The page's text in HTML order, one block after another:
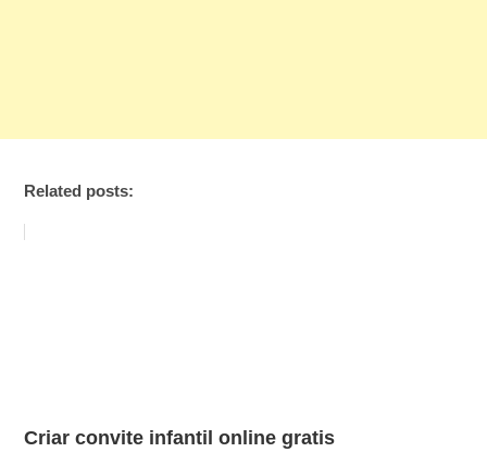
Related posts:
Criar convite infantil online gratis